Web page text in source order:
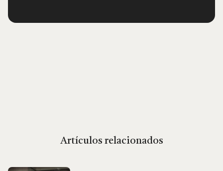
Artículos relacionados